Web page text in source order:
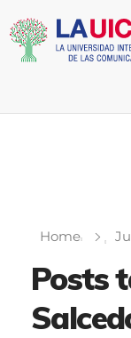
Home
Posts